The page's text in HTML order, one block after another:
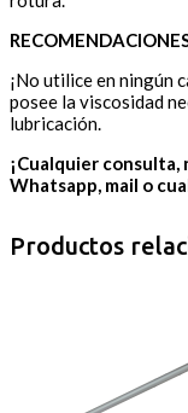
¡No utilice en ningún
posee la viscosidad
lubricación.
¡Cualquier
Whatsapp, mail o
Productos